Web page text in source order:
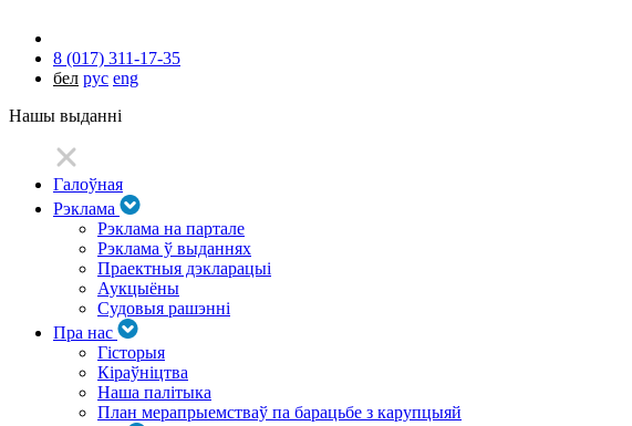
8 (017) 311-17-35
бел рус eng
Нашы выданні
Галоўная
Рэклама
Рэклама на партале
Рэклама ў выданнях
Праектныя дэкларацыі
Аукцыёны
Судовыя рашэнні
Пра нас
Гісторыя
Кіраўніцтва
Наша палітыка
План мерапрыемстваў па барацьбе з карупцыяй